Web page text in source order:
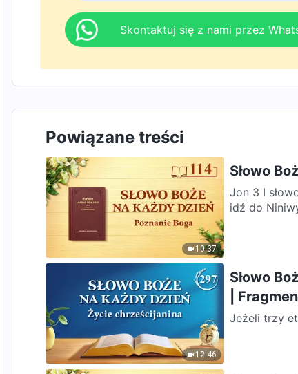
Skontaktuj się z nami przez
Powiązane treści
10:37
Słowo
Jon 3 I
idź do
12:46
Słowo
|
Jeżeli trzy